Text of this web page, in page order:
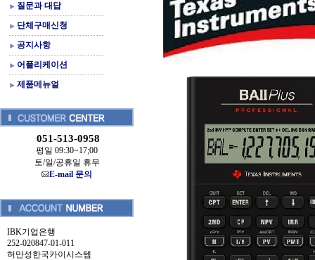
질문과 대답
단체구매신청
공지사항
어플리케이션
제품메뉴얼
051-513-0958
평일 09:30~17;00
토/일/공휴일 휴무
E-mail 문의
IBK기업은행
252-020847-01-011
허만성한국카이시스템